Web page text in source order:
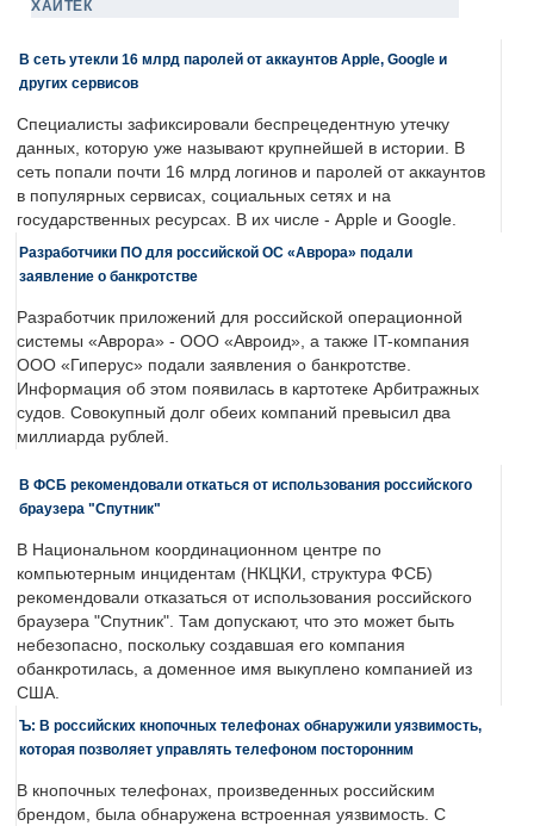
ХАЙТЕК
В сеть утекли 16 млрд паролей от аккаунтов Apple, Google и
других сервисов
Специалисты зафиксировали беспрецедентную утечку
данных, которую уже называют крупнейшей в истории. В
сеть попали почти 16 млрд логинов и паролей от аккаунтов
в популярных сервисах, социальных сетях и на
государственных ресурсах. В их числе - Apple и Google.
Разработчики ПО для российской ОС «Аврора» подали
заявление о банкротстве
Разработчик приложений для российской операционной
системы «Аврора» - ООО «Авроид», а также IT-компания
ООО «Гиперус» подали заявления о банкротстве.
Информация об этом появилась в картотеке Арбитражных
судов. Совокупный долг обеих компаний превысил два
миллиарда рублей.
В ФСБ рекомендовали откаться от использования российского
браузера "Спутник"
В Национальном координационном центре по
компьютерным инцидентам (НКЦКИ, структура ФСБ)
рекомендовали отказаться от использования российского
браузера "Спутник". Там допускают, что это может быть
небезопасно, поскольку создавшая его компания
обанкротилась, а доменное имя выкуплено компанией из
США.
Ъ: В российских кнопочных телефонах обнаружили уязвимость,
которая позволяет управлять телефоном посторонним
В кнопочных телефонах, произведенных российским
брендом, была обнаружена встроенная уязвимость. С